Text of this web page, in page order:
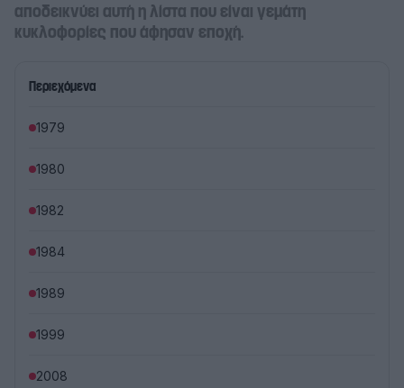
αποδεικνύει αυτή η λίστα που είναι γεμάτη
κυκλοφορίες που άφησαν εποχή.
Περιεχόμενα
1979
1980
1982
1984
1989
1999
2008